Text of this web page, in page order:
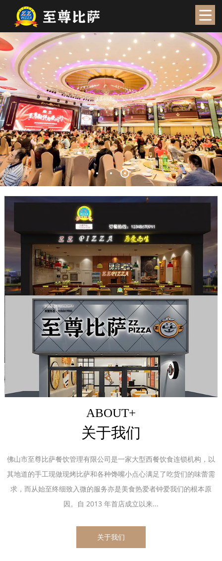
ABOUT+
关于我们
佛山市至尊比萨餐饮管理有限公司是一家大型西餐饮食连锁机构，以
其地道的手工现做现烤比萨和各种馋嘴小点心满足了吃货们的味蕾需
求，而从始至终细致入微的服务亦是美食热爱者钟爱我们的根本原
因。自 2013 年首店成立以来...
关于我们